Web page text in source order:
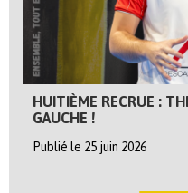
HUITIÈME RECRUE :
GAUCHE !
Publié le 25 juin 2026